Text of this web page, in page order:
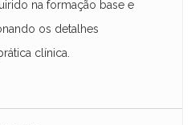
na formação base e
os detalhes
clínica.